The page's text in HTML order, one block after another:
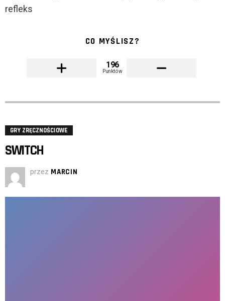
refleks
CO MYŚLISZ?
196
Punktów
GRY ZRĘCZNOŚCIOWE
SWITCH
przez MARCIN